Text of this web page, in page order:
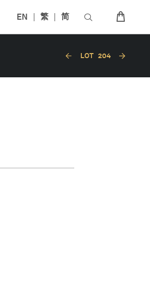
EN 繁 简
LOT 204